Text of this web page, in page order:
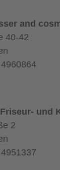
and
40-42
und
2